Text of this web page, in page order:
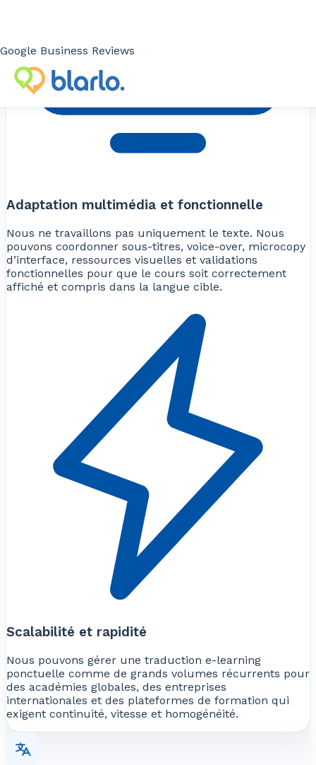
Google Business Reviews
Adaptation multimédia et fonctionnelle
Nous ne travaillons pas uniquement le texte. Nous
pouvons coordonner sous-titres, voice-over, microcopy
d’interface, ressources visuelles et validations
fonctionnelles pour que le cours soit correctement
affiché et compris dans la langue cible.
Scalabilité et rapidité
Nous pouvons gérer une traduction e-learning
ponctuelle comme de grands volumes récurrents pour
des académies globales, des entreprises
internationales et des plateformes de formation qui
exigent continuité, vitesse et homogénéité.